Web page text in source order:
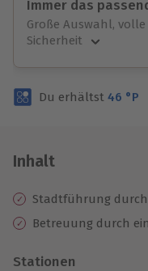
Immer das
Große Auswahl,
Sicherheit
Volle Flexibilität
3 Jahre gültig &
Du erhältst 46 °P
Inhalt
Stadtführung durch
Betreuung durch
Stationen